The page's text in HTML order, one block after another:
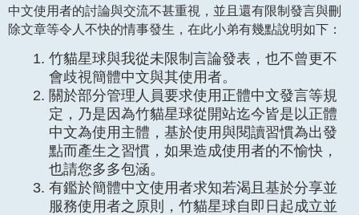
中文使用者的討論與交流不甚重視，並且還有限制發言與刪
除文章等令人不快的情事發生，在此小弟有幾點說明如下：
竹貓星球與我從未限制言論發表，也不曾更不
會歧視簡體中文與其使用者。
關於部分管理人員要求使用正體中文發言等規
定，乃是因為竹貓星球從開站迄今皆是以正體
中文為使用主體，基於使用與閱讀習慣為出發
點而產生之習慣，如果造成使用者的不愉快，
也請您多多包涵。
有鑑於簡體中文使用者求知若渴且基於分享並
服務使用者之原則，竹貓星球自即日起成立並